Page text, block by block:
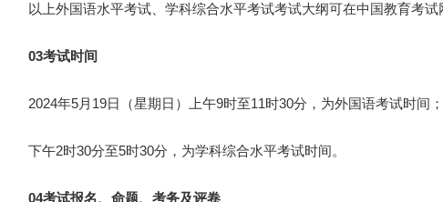
以上外国语水平考试、学科综合水平考试考试大纲可在中国教育考试
03考试时间
2024年5月19日（星期日）上午9时至11时30分，为外国语考试时间；
下午2时30分至5时30分，为学科综合水平考试时间。
04考试报名、命题、考务及评卷